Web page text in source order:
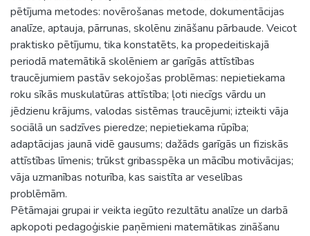
pētījuma metodes: novērošanas metode, dokumentācijas
analīze, aptauja, pārrunas, skolēnu zināšanu pārbaude. Veicot
praktisko pētījumu, tika konstatēts, ka propedeitiskajā
periodā matemātikā skolēniem ar garīgās attīstības
traucējumiem pastāv sekojošas problēmas: nepietiekama
roku sīkās muskulatūras attīstība; ļoti niecīgs vārdu un
jēdzienu krājums, valodas sistēmas traucējumi; izteikti vāja
sociālā un sadzīves pieredze; nepietiekama rūpība;
adaptācijas jaunā vidē gausums; dažāds garīgās un fiziskās
attīstības līmenis; trūkst gribasspēka un mācību motivācijas;
vāja uzmanības noturība, kas saistīta ar veselības
problēmām.
Pētāmajai grupai ir veikta iegūto rezultātu analīze un darbā
apkopoti pedagoģiskie paņēmieni matemātikas zināšanu